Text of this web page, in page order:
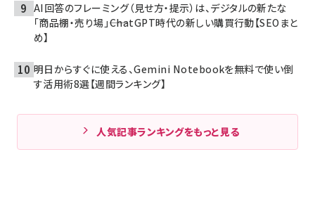
AI回答のフレーミング（見せ方・提示）は、デジタルの新たな
「商品棚・売り場」――ChatGPT時代の新しい購買行動【SEOまと
め】
明日からすぐに使える、Gemini Notebookを無料で使い倒
す活用術8選【週間ランキング】
人気記事ランキングをもっと見る